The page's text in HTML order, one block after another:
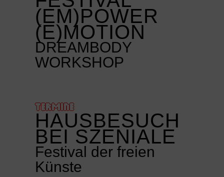
(EM)POWER
(E)MOTION
DREAMBODY
WORKSHOP
TERMINE
HAUSBESUCH
BEI SZENIALE
Festival der freien
Künste